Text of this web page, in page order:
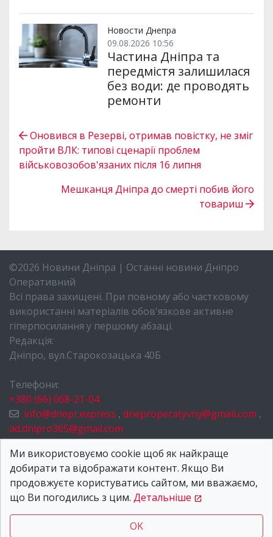
Новости Днепра
09.08.2026 10:56
Частина Дніпра та
передмістя залишилася
без води: де проводять
ремонти
Оновився в Резерві, отримав повістку, не зміг
пройти ВЛК: типові сценарії проблем
військовозобов'язаних після 16 липня
Мешканця Дніпра до смерті побив його
товариш
©2026 Новини Дніпра | Останні новини Дніпро
Оперативний
Всі права захищені. При повному або частковому
використанні матеріалів обов'язкове активне
гіперпосилання у першому абзаці.
Редакція:
Дніпро, вул.Старокозацька 40Б
Телефони:
+380 (66) 068-21-04
info@dnepr.express , dneproperatyvny@gmail.com ,
ad.dnipro365@gmail.com
НОВИНИ ДНІПРА
ПРО НАС
КОНТАКТИ
Ми використовуємо cookie щоб як найкраще
добирати та відображати контент. Якщо Ви
продовжуєте користуватись сайтом, ми вважаємо,
що Ви погодились з цим. Детальніше
OK